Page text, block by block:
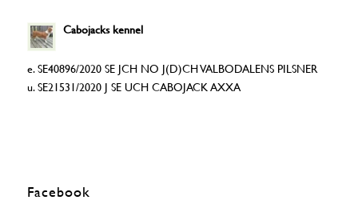
Cabojacks kennel
e. SE40896/2020 SE JCH NO J(D)CH VALBODALENS PILSNER
u. SE21531/2020 J SE UCH CABOJACK AXXA
Facebook